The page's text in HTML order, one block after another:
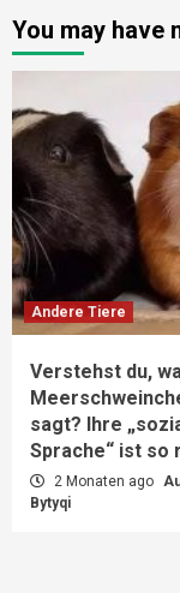
You may have
Andere Tiere
Verstehst du,
sagt? Ihre
Sprache“ ist so
2 Monaten ago
Bytyqi